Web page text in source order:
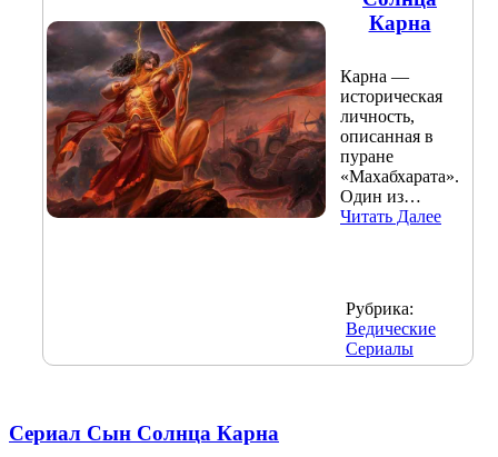
Карна
Карна —
историческая
личность,
описанная в
пуране
«Махабхарата».
Один из…
Читать Далее
Рубрика:
Ведические
Сериалы
Сериал Сын Солнца Карна